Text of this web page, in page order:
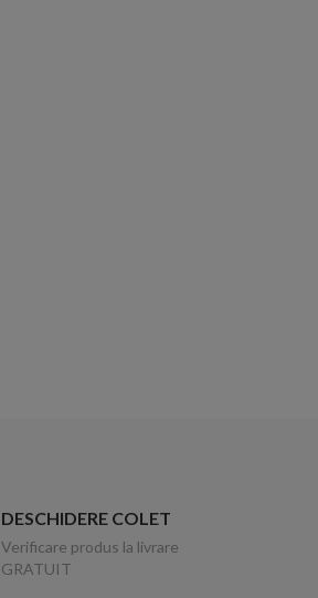
DESCHIDERE COLET
Verificare produs la livrare
GRATUIT